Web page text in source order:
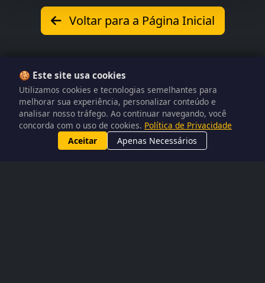
Voltar para a Página Inicial
🍪 Este site usa cookies
Utilizamos cookies e tecnologias semelhantes para
melhorar sua experiência, personalizar conteúdo e
analisar nosso tráfego. Ao continuar navegando, você
concorda com o uso de cookies. Política de Privacidade
Aceitar
Apenas Necessários